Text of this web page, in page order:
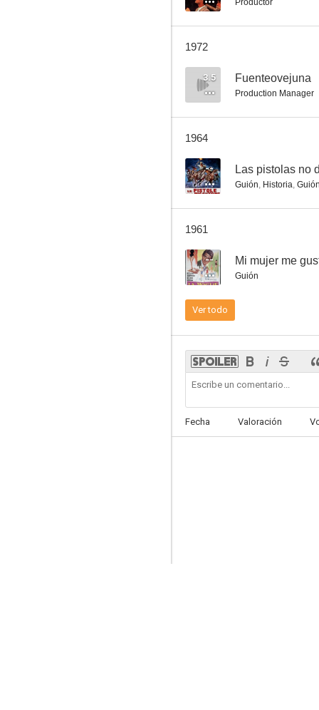
Productor
1972
3.5 Fuenteovejuna
Production Manager
1964
-- Las pistolas no
Guión, Historia,
1961
-- Mi mujer me
Guión
Ver todo
Fecha Valoración